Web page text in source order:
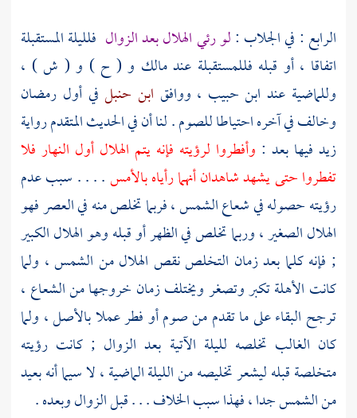
الرابع : في الجلاب :لو رئي الهلال بعد الزوال فلليلة المستقبلة
اتفاقا ، أو قبله فللمستقبلة عندمالك و ( ح ) و ( ش ) ،
وللماضية عند ابن حبيب ، ووافق ابن حنبل في أول رمضان
وخالف في آخره احتياطا للصوم . لنا أن في الحديث المتقدم رواية
زيد فيها بعد : وأفطروا لرؤيته فإنه يتم الهلال أول النهار فلا
تفطروا حتى يشهد شاهدان أنهما رأياه بالأمس. . . . سبب عدم
رؤيته حصوله في شعاع الشمس ، فربما تخلص منه في العصر فهو
الهلال الصغير ، وربما تخلص في الظهر أو قبله وهو الهلال الكبير
; فإنه كلما بعد زمان التخلص نقص الهلال من الشمس ، ولما
كانت الأهلة تكبر وتصغر ويختلف زمان خروجها من الشعاع ،
ترجح البقاء على ما تقدم من صوم أو فطر عملا بالأصل ، ولما
كان الغالب تخلصه لليلة الآتية بعد الزوال ; كانت رؤيته
متخلصة قبله ليشعر تخليصه من الليلة الماضية ، لا سيما أنه بعيد
من الشمس جدا ، فهذا سبب الخلاف . . . قبل الزوال وبعده .